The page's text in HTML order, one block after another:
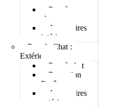
Parc à
chatons
Accessoires
intérieur
Pour le Chat :
Extérieur
Parc à chat
Protection
Fenêtres
Accessoires
extérieur